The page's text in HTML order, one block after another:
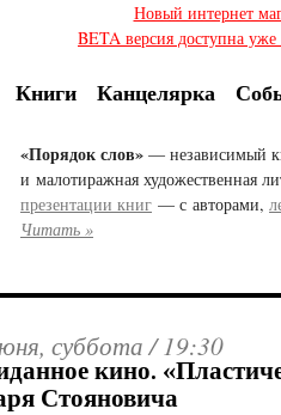
Новый интернет
BETA версия доступна
Книги Канцелярка
«Порядок слов» — независимый
и малотиражная художественная
презентации книг — с авторами,
Читать »
суббота /19:30
кино.
Стояновича